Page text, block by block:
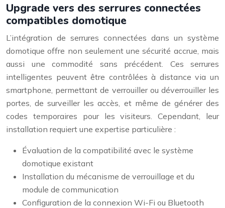
Upgrade vers des serrures connectées
compatibles domotique
L’intégration de serrures connectées dans un système
domotique offre non seulement une sécurité accrue, mais
aussi une commodité sans précédent. Ces serrures
intelligentes peuvent être contrôlées à distance via un
smartphone, permettant de verrouiller ou déverrouiller les
portes, de surveiller les accès, et même de générer des
codes temporaires pour les visiteurs. Cependant, leur
installation requiert une expertise particulière :
Évaluation de la compatibilité avec le système
domotique existant
Installation du mécanisme de verrouillage et du
module de communication
Configuration de la connexion Wi-Fi ou Bluetooth